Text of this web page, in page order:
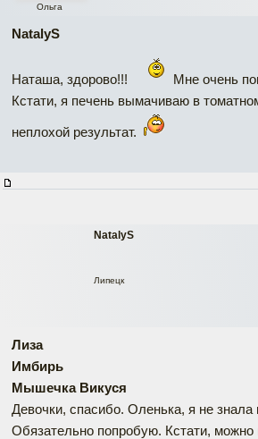
Ольга
NatalyS
Наташа, здорово!!!
Мне очень
Кстати, я печень вымачиваю в
неплохой результат.
NatalyS
Липецк
Лиза
Имбирь
Мышечка Викуся
Девочки, спасибо. Оленька, я не знала
Обязательно попробую. Кстати, можно